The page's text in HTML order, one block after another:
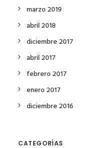
marzo 2019
abril 2018
diciembre 2017
abril 2017
febrero 2017
enero 2017
diciembre 2016
CATEGORÍAS